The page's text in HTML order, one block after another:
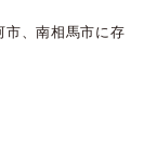
市、南相馬市に存